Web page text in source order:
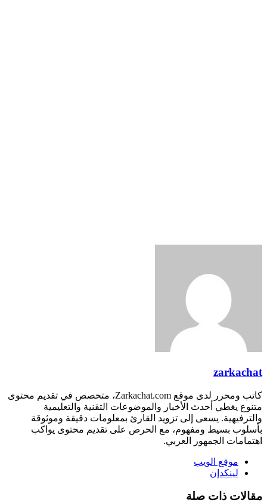
كاتب ومحرر لدى موقع Zarkachat.com، متخصص في تقديم محتوى
أحدث الأخبار والموضوعات التقنية والتعليمية
يسعى إلى تزويد القارئ بمعلومات دقيقة وموثوقة
بسيط ومفهوم، مع الحرص على تقديم محتوى يواكب
الجمهور العربي.
الويب
ذات صلة